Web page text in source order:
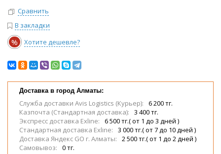
Сравнить
В закладки
% Хотите дешевле?
Доставка в город Алматы:
Служба доставки Avis Logistics (Курьер):
6 200 тг.
Казпочта (Стандартная доставка):
3 400 тг.
Экспресс доставка Exline:
6 500 тг.( от 1 до 3 дней )
Стандартная доставка Exline:
3 000 тг.( от 7 до 10 дней )
Доставка Яндекс GO г. Алматы:
2 500 тг.( от 1 до 2 дней )
Самовывоз:
0 тг.